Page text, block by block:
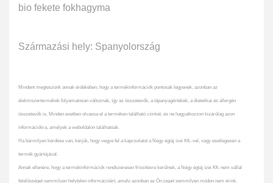
bio fekete fokhagyma
Származási hely: Spanyolország
Mindent megteszünk annak érdekében, hogy a termékinformációk pontosak legyenek, azonban az
élelmiszertermékek folyamatosan változnak, így az összetevők, a tápanyagértékek, a dietetikai és allergén
összetevők is. Minden esetben olvassa el a terméken található címkét, és ne hagyatkozzon kizárólag azon
információkra, amelyek a weboldalon találhatóak.
Ha bármilyen kérdése van, kérjük, hogy vegye fel a kapcsolatot a Négy égtáj ízei Kft.-vel, vagy esetlegesen a
termék gyártójával.
Annak ellenére, hogy a termékinformációk rendszeresen frissítésre kerülnek, a Négy égtáj ízei Kft. nem vállal
felelősséget semmilyen helytelen információért, amely azonban az Ön jogait semmilyen módon nem érinti.